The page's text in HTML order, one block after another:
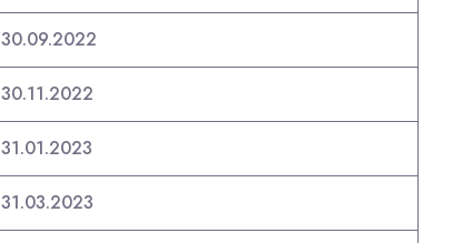
30.09.2022
30.11.2022
31.01.2023
31.03.2023